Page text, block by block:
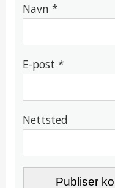
Navn *
E-post *
Nettsted